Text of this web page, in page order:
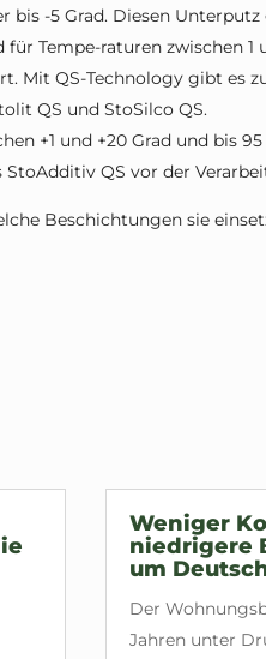
-5 Grad. Diesen
Tempe-raturen zwischen 1
Mit QS-Technology gibt es
QS und StoSilco QS.
+1 und +20 Grad und bis
QS vor der
Beschichtungen sie
Weniger
niedrigere
um
Der
Jahren unter